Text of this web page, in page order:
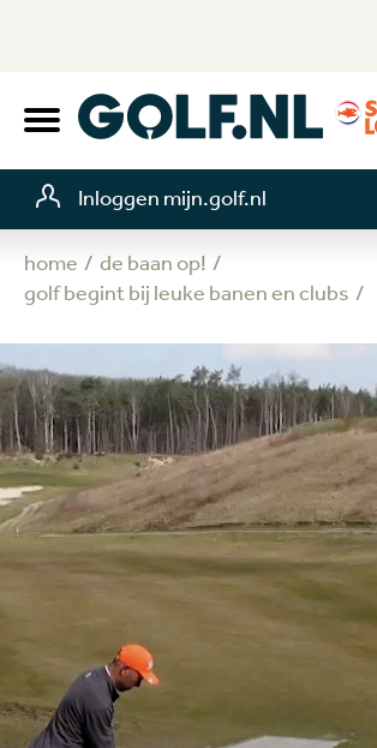
Inloggen mijn.golf.nl
home
de baan op!
golf begint bij leuke banen en clubs